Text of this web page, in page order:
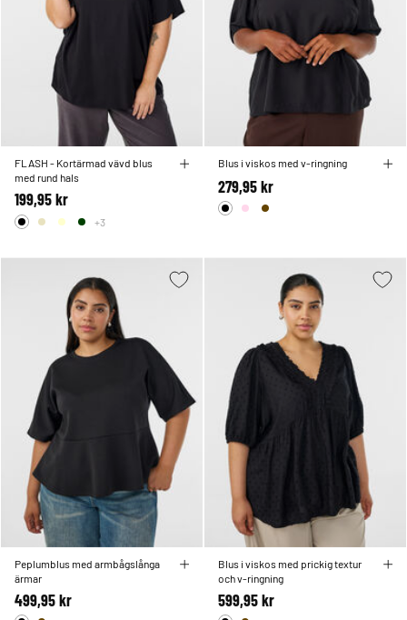
FLASH - Kortärmad vävd blus
med rund hals
199,95 kr
+3
Blus i viskos med v-ringning
279,95 kr
Peplumblus med armbågslånga
ärmar
499,95 kr
Blus i viskos med prickig textur
och v-ringning
599,95 kr